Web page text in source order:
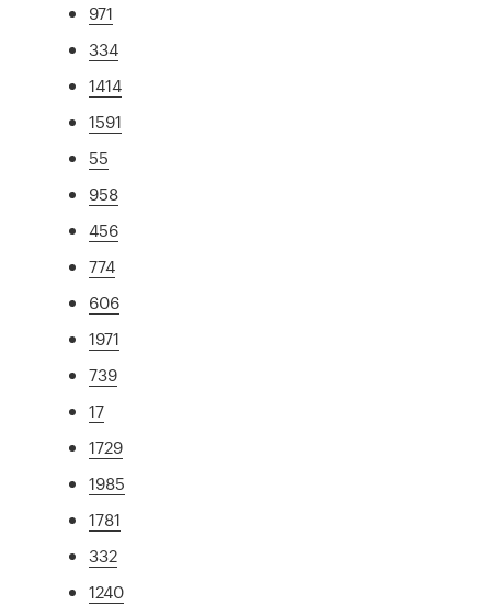
971
334
1414
1591
55
958
456
774
606
1971
739
17
1729
1985
1781
332
1240